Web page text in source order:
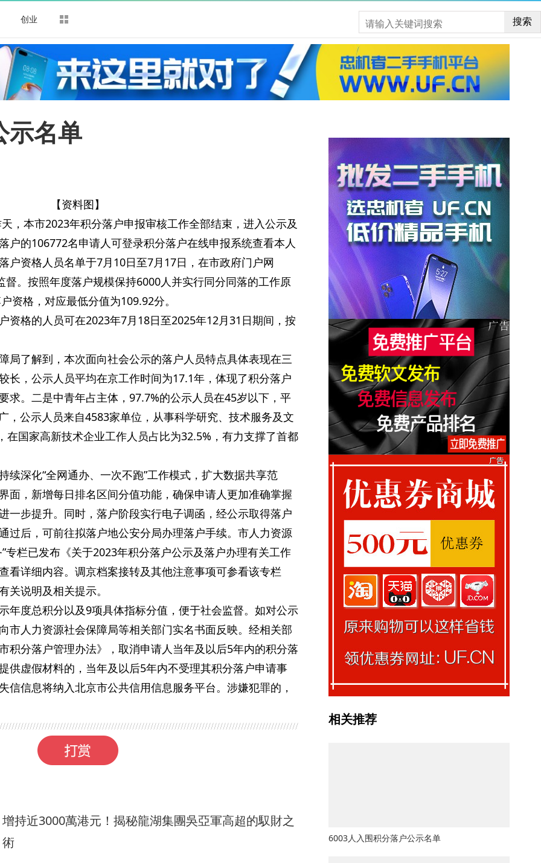
创业 搜索
示名单
【资料图】
，本市2023年积分落户申报审核工作全部结束，进入公示及
户的106772名申请人可登录积分落户在线申报系统查看本人
户资格人员名单于7月10日至7月17日，在市政府门户网
督。按照年度落户规模保持6000人并实行同分同落的工作原
资格，对应最低分值为109.92分。
资格的人员可在2023年7月18日至2025年12月31日期间，按
局了解到，本次面向社会公示的落户人员特点具体表现在三
长，公示人员平均在京工作时间为17.1年，体现了积分落户
求。二是中青年占主体，97.7%的公示人员在45岁以下，平
，公示人员来自4583家单位，从事科学研究、技术服务及文
在国家高新技术企业工作人员占比为32.5%，有力支撑了首都
续深化“全网通办、一次不跑”工作模式，扩大数据共享范
面，新增每日排名区间分值功能，确保申请人更加准确掌握
一步提升。同时，落户阶段实行电子调函，经公示取得落户
过后，可前往拟落户地公安分局办理落户手续。市人力资源
专栏已发布《关于2023年积分落户公示及落户办理有关工作
看详细内容。调京档案接转及其他注意事项可参看该专栏
关说明及相关提示。
年度总积分以及9项具体指标分值，便于社会监督。如对公示
市人力资源社会保障局等相关部门实名书面反映。经相关部
积分落户管理办法》，取消申请人当年及以后5年内的积分落
供虚假材料的，当年及以后5年内不受理其积分落户申请事
信信息将纳入北京市公共信用信息服务平台。涉嫌犯罪的，
增持近3000萬港元！揭秘龍湖集團吳亞軍高超的馭財之
術
相关推荐
6003人入围积分落户公示名单